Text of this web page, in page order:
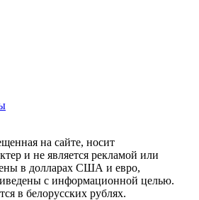
на сайте, носит
и не является рекламой или
в долларах США и евро,
с информационной целью.
в белорусских рублях.